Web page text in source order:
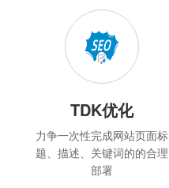
TDK优化
力争一次性完成网站页面标
题、描述、关键词的的合理
部署